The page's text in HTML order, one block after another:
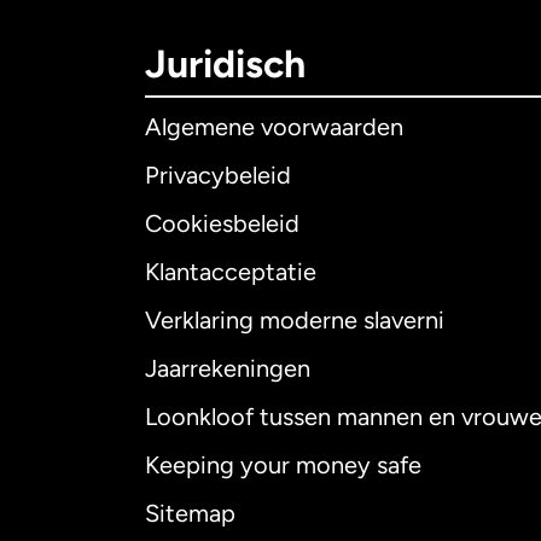
Juridisch
Algemene voorwaarden
Privacybeleid
Cookiesbeleid
Klantacceptatie
Verklaring moderne slaverni
Jaarrekeningen
Loonkloof tussen mannen en
Keeping your money safe
Sitemap
Australië